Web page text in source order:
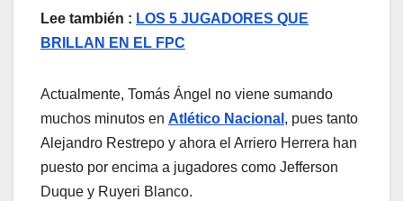
Lee también : LOS 5 JUGADORES QUE
BRILLAN EN EL FPC
Actualmente, Tomás Ángel no viene sumando
muchos minutos en Atlético Nacional , pues tanto
Alejandro Restrepo y ahora el Arriero Herrera han
puesto por encima a jugadores como Jefferson
Duque y Ruyeri Blanco.